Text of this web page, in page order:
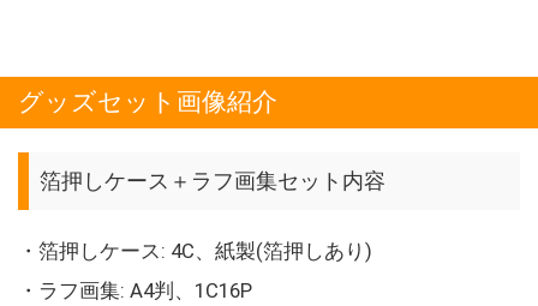
グッズセット画像紹介
箔押しケース＋ラフ画集セット内容
・箔押しケース: 4C、紙製(箔押しあり)
・ラフ画集: A4判、1C16P